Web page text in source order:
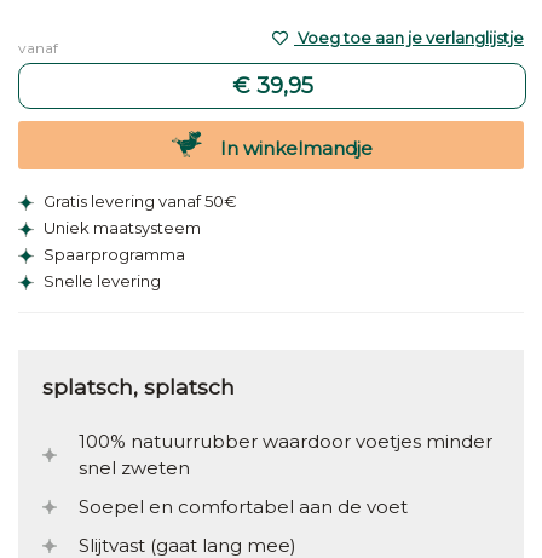
vanaf
€ 39,95
Voeg toe aan je verlanglijstje
In winkelmandje
Gratis levering vanaf 50€
Uniek maatsysteem
Spaarprogramma
Snelle levering
splatsch, splatsch
100% natuurrubber waardoor voetjes minder
snel zweten
Soepel en comfortabel aan de voet
Slijtvast (gaat lang mee)